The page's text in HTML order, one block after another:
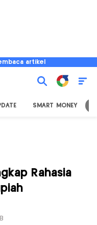
artikel
SMART MONEY
Rahasia